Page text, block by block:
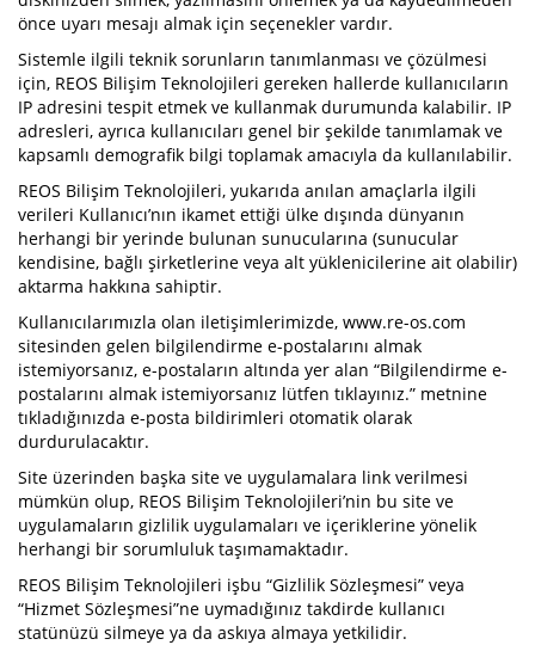
önce uyarı mesajı almak için seçenekler vardır.
Sistemle ilgili teknik sorunların tanımlanması ve çözülmesi
için, REOS Bilişim Teknolojileri gereken hallerde kullanıcıların
IP adresini tespit etmek ve kullanmak durumunda kalabilir. IP
adresleri, ayrıca kullanıcıları genel bir şekilde tanımlamak ve
kapsamlı demografik bilgi toplamak amacıyla da kullanılabilir.
REOS Bilişim Teknolojileri, yukarıda anılan amaçlarla ilgili
verileri Kullanıcı’nın ikamet ettiği ülke dışında dünyanın
herhangi bir yerinde bulunan sunucularına (sunucular
kendisine, bağlı şirketlerine veya alt yüklenicilerine ait olabilir)
aktarma hakkına sahiptir.
Kullanıcılarımızla olan iletişimlerimizde, www.re-os.com
sitesinden gelen bilgilendirme e-postalarını almak
istemiyorsanız, e-postaların altında yer alan “Bilgilendirme e-
postalarını almak istemiyorsanız lütfen tıklayınız.” metnine
tıkladığınızda e-posta bildirimleri otomatik olarak
durdurulacaktır.
Site üzerinden başka site ve uygulamalara link verilmesi
mümkün olup, REOS Bilişim Teknolojileri’nin bu site ve
uygulamaların gizlilik uygulamaları ve içeriklerine yönelik
herhangi bir sorumluluk taşımamaktadır.
REOS Bilişim Teknolojileri işbu “Gizlilik Sözleşmesi” veya
“Hizmet Sözleşmesi”ne uymadığınız takdirde kullanıcı
statünüzü silmeye ya da askıya almaya yetkilidir.